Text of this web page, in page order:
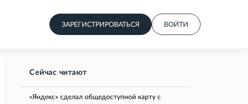
ЗАРЕГИСТРИРОВАТЬСЯ ВОЙТИ
Сейчас читают
«Яндекс» сделал общедоступной карту с